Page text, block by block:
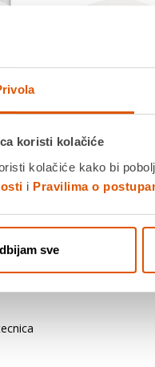
koristi kolačiće
kolačiće kako bi
i Pravilima o
sve
Povucite